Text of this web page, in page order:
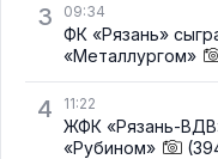
3 09:34
ФК «Рязань»
«Металлургом»
4 11:22
ЖФК «Рязань-
«Рубином»